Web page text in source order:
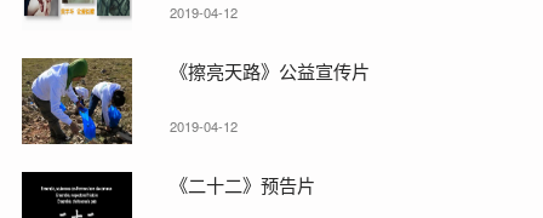
2019-04-12
《擦亮天路》公益宣传片
2019-04-12
《二十二》预告片